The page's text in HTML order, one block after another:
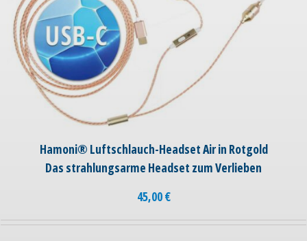
Hamoni® Luftschlauch-Headset Air in Rotgold
Das strahlungsarme Headset zum Verlieben
45,00€